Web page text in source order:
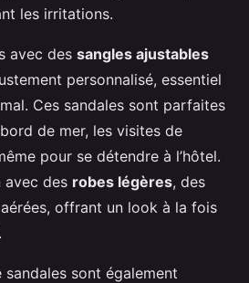
les irritations.
avec des sangles ajustables
personnalisé, essentiel
Ces sandales sont parfaites
de mer, les visites de
pour se détendre à l’hôtel.
avec des robes légères, des
aérées, offrant un look à la fois
sont également